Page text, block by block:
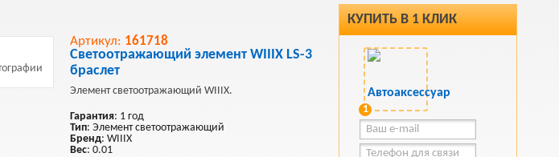
КУПИТЬ В 1 КЛИК
1
Артикул: 161718
Светоотражающий элемент WIIIX LS-3
браслет
Элемент светоотражающий WIIIX.
Гарантия: 1 год
Тип: Элемент светоотражающий
Бренд: WIIIX
Вес: 0.01